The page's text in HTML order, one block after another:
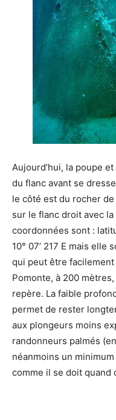
Aujourd’hui, la poupe
du flanc avant se
le côté est du rocher de
sur le flanc droit avec
coordonnées sont :
10° 07’ 217 E mais elle
qui peut être
Pomonte, à 200
repère. La faible
permet de rester
aux plongeurs moins
randonneurs palmés
néanmoins un
comme il se doit quand